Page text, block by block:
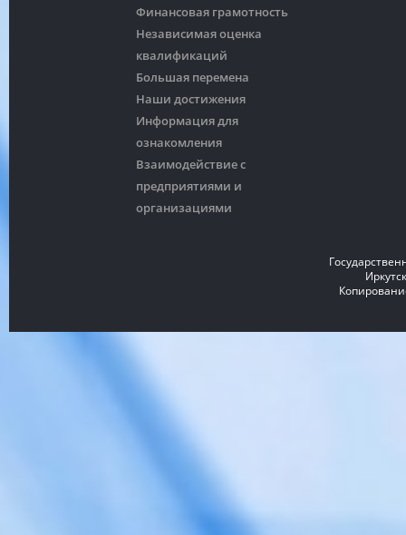
Финансовая грамотность
Независимая оценка
квалификаций
Большая перемена
Наши достижения
Информация для
ознакомления
Взаимодействие с
предприятиями и
организациями